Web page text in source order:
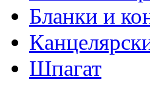
Бланки и
Шпагат